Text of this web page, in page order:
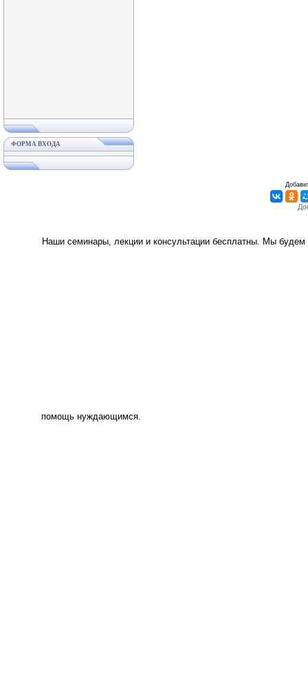
ФОРМА ВХОДА
Наши семинары, лекции и консультации бесплатны. Мы
помощь нуждающимся.